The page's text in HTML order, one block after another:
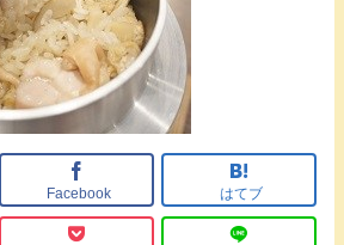
Facebook はてブ